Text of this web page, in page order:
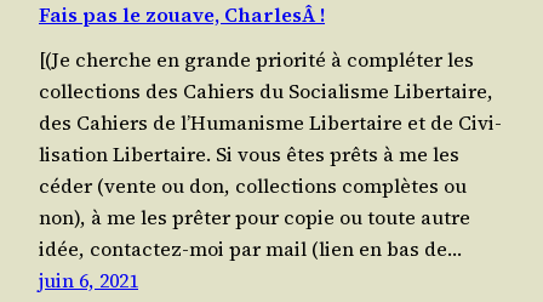
Fais pas le zouave, CharlesÂ !
[(Je cherche en grande prio­ri­té à com­plé­ter les
col­lec­tions des Cahiers du Socia­lisme Liber­taire,
des Cahiers de l’Humanisme Liber­taire et de Civi­
li­sa­tion Liber­taire. Si vous êtes prêts à me les
céder (vente ou don, col­lec­tions com­plètes ou
non), à me les prê­ter pour copie ou toute autre
idée, contac­tez-moi par mail (lien en bas de…
juin 6, 2021